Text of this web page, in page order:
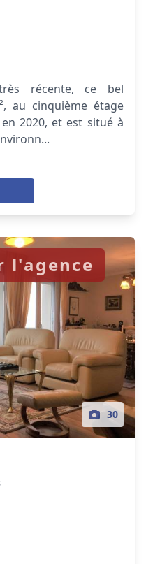
récente, ce bel
au cinquième étage
2020, et est situé à
30
l'agence